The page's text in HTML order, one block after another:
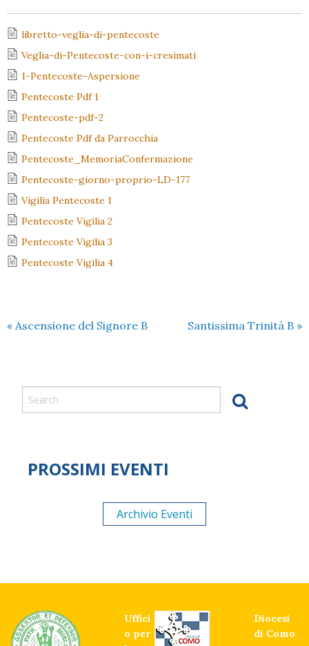
libretto-veglia-di-pentecoste
Veglia-di-Pentecoste-con-i-cresimati
1-Pentecoste-Aspersione
Pentecoste Pdf 1
Pentecoste-pdf-2
Pentecoste Pdf da Parrocchia
Pentecoste_MemoriaConfermazione
Pentecoste-giorno-proprio-LD-177
Vigilia Pentecoste 1
Pentecoste Vigilia 2
Pentecoste Vigilia 3
Pentecoste Vigilia 4
« Ascensione del Signore B Santissima Trinità B »
PROSSIMI EVENTI
Archivio Eventi
Uffici
o per
Diocesi
di Como